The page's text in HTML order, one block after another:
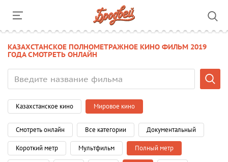
КАЗАХСТАНСКОЕ ПОЛНОМЕТРАЖНОЕ КИНО ФИЛЬМ 2019
ГОДА СМОТРЕТЬ ОНЛАЙН
Казахстанское кино Мировое кино
Смотреть онлайн Все категории Документальный
Короткий метр Мультфильм Полный метр